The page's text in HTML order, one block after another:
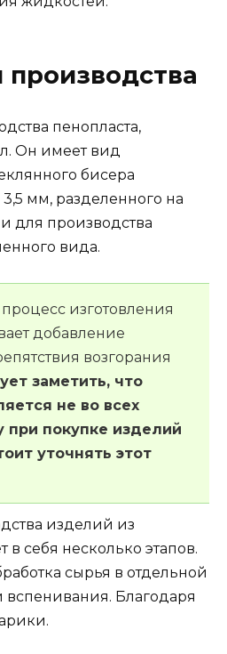
производства
пенопласта,
Он имеет вид
бисера
мм, разделенного на
для производства
вида.
изготовления
добавление
возгорания
заметить, что
не во всех
при покупке изделий
уточнять этот
изделий из
в себя несколько этапов.
сырья в отдельной
Благодаря